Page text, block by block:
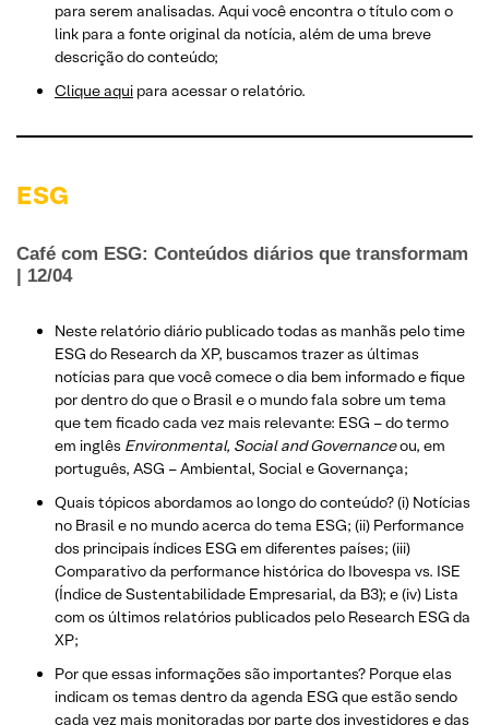
para serem analisadas. Aqui você encontra o título com o
link para a fonte original da notícia, além de uma breve
descrição do conteúdo;
Clique aqui para acessar o relatório.
ESG
Café com ESG: Conteúdos diários que transformam
| 12/04
Neste relatório diário publicado todas as manhãs pelo time
ESG do Research da XP, buscamos trazer as últimas
notícias para que você comece o dia bem informado e fique
por dentro do que o Brasil e o mundo fala sobre um tema
que tem ficado cada vez mais relevante: ESG – do termo
em inglês Environmental, Social and Governanceou, em
português, ASG – Ambiental, Social e Governança;
Quais tópicos abordamos ao longo do conteúdo? (i) Notícias
no Brasil e no mundo acerca do tema ESG; (ii) Performance
dos principais índices ESG em diferentes países; (iii)
Comparativo da performance histórica do Ibovespa vs. ISE
(Índice de Sustentabilidade Empresarial, da B3); e (iv) Lista
com os últimos relatórios publicados pelo Research ESG da
XP;
Por que essas informações são importantes? Porque elas
indicam os temas dentro da agenda ESG que estão sendo
cada vez mais monitoradas por parte dos investidores e das